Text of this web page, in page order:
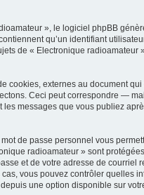
», le logiciel phpBB
qu’un identifiant
de « Electronique radioamateur
externes au document
Ceci peut correspondre —
messages que vous publiez
de passe personnel vous
radioamateur » sont
et de votre adresse de
vous pouvez contrôler quelles
une option disponible sur